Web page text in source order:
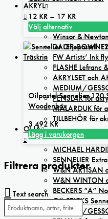
AKRYL
Winsor &
DALER-
FW Artists’ Ink
FLASHE Lefranc
AKRYLSET och
MEDIUM/
PENSLAR för
MÅLARDUK för
TILLBEHÖR för
OLJA
MICHAEL
SENNELIER
W&N ARTISAN
W&N WINTON
BECKERS ”A”
OIL STICKS
MEDIUM/
alternativen
kan
väljas
på
produktsidan
12 KR – 17 KR
till
17 kr
Välj alternativ
här
produkten
varianter.
De
olika
alternativen
kan
väljas
produktsidan
Oilpastel Sennelier 120
Woodenbox
3 492 KR
Lägg i varukorgen
Filtrera produkter
Text search